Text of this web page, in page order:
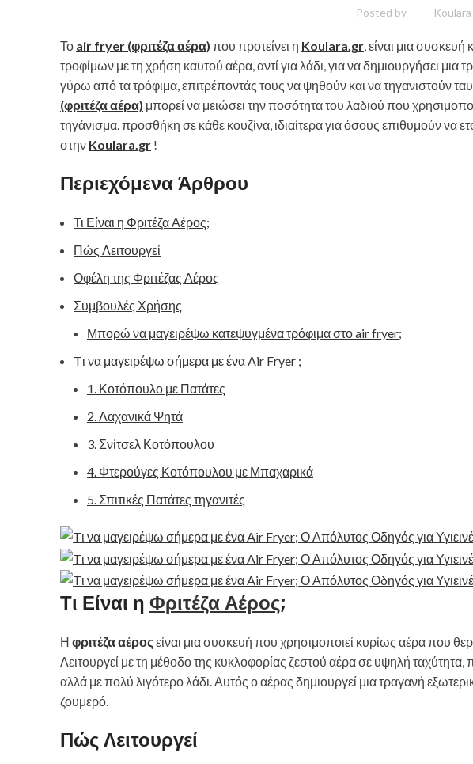
Posted by Koulara
Το air fryer (φριτέζα αέρα) που προτείνει η Koulara.gr, είναι μια συσκευή
τροφίμων με τη χρήση καυτού αέρα, αντί για λάδι, για να δημιουργήσει
γύρω από τα τρόφιμα, επιτρέποντάς τους να ψηθούν και να τηγανιστούν
(φριτέζα αέρα) μπορεί να μειώσει την ποσότητα του λαδιού που
τηγάνισμα. προσθήκη σε κάθε κουζίνα, ιδιαίτερα για όσους επιθυμούν να
στην Koulara.gr !
Περιεχόμενα Άρθρου
Τι Είναι η Φριτέζα Αέρος;
Πώς Λειτουργεί
Οφέλη της Φριτέζας Αέρος
Συμβουλές Χρήσης
Μπορώ να μαγειρέψω κατεψυγμένα τρόφιμα στο air fryer;
Tι να μαγειρέψω σήμερα με ένα Air Fryer ;
1. Κοτόπουλο με Πατάτες
2. Λαχανικά Ψητά
3. Σνίτσελ Κοτόπουλου
4. Φτερούγες Κοτόπουλου με Μπαχαρικά
5. Σπιτικές Πατάτες τηγανιτές
Τι Είναι η Φριτέζα Αέρος;
Η φριτέζα αέροςείναι μια συσκευή που χρησιμοποιεί κυρίως αέρα που
Λειτουργεί με τη μέθοδο της κυκλοφορίας ζεστού αέρα σε υψηλή ταχύτητα,
αλλά με πολύ λιγότερο λάδι. Αυτός ο αέρας δημιουργεί μια τραγανή
ζουμερό.
Πώς Λειτουργεί